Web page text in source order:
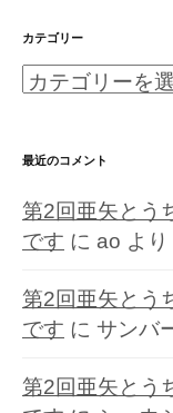
カテゴリー
カ
ゴ
ー
最近のコメント
第2回亜矢とう
です に ao より
第2回亜矢とう
です に サンバ
第2回亜矢とう